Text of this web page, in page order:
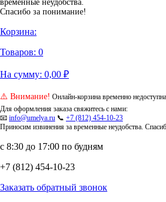
временные неудобства.
Спасибо за понимание!
Корзина:
Товаров: 0
На сумму: 0,00 ₽
⚠️ Внимание! Онлайн-корзина временно
Для оформления заказа свяжитесь с нами:
📧 info@umelya.ru 📞 +7 (812) 454-10-23
Приносим извинения за временные неудобства.
с 8:30 до 17:00 по будням
+7 (812) 454-10-23
Заказать обратный звонок